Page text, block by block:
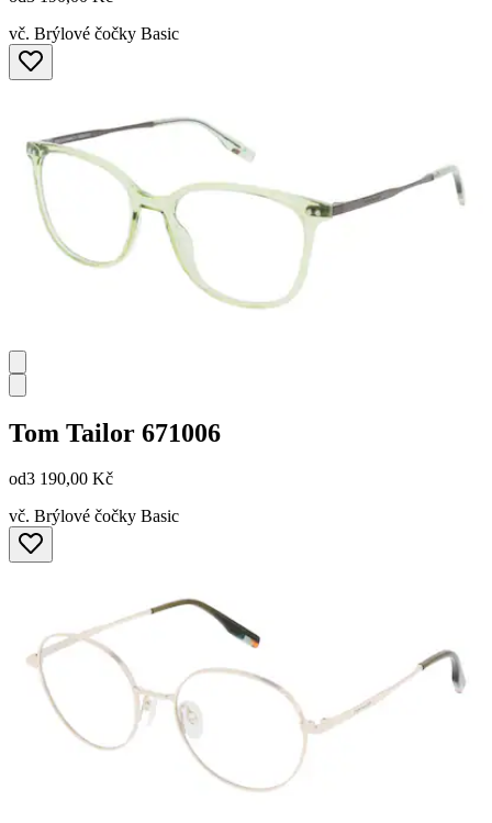
vč. Brýlové čočky Basic
Tom Tailor 671006
od3 190,00 Kč
vč. Brýlové čočky Basic